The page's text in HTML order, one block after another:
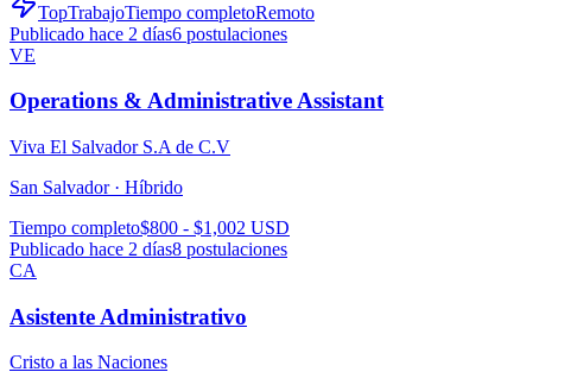
TopTrabajoTiempo completoRemoto
Publicado hace 2 días6 postulaciones
VE
Operations & Administrative Assistant
Viva El Salvador S.A de C.V
San Salvador · Híbrido
Tiempo completo$800 - $1,002 USD
Publicado hace 2 días8 postulaciones
CA
Asistente Administrativo
Cristo a las Naciones